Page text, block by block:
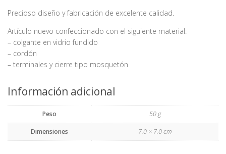
Precioso diseño y fabricación de excelente calidad.
Artículo nuevo confeccionado con el siguiente material:
– colgante en vidrio fundido
– cordón
– terminales y cierre tipo mosquetón
Información adicional
Peso 50 g
Dimensiones 7.0 × 7.0 cm